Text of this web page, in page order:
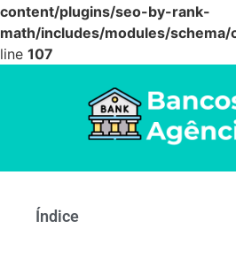
content/plugins/seo-by-rank-
math/includes/modules/
line 107
Índice